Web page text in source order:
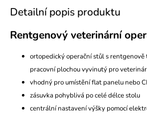
Detailní popis produktu
Rentgenový veterinární
ortopedický operační stůl s
pracovní plochouvyvinutý pro
vhodný pro umístění flat panelu nebo
zásuvka pohyblivá po celé délce stolu
centrální nastavení výšky pomocí